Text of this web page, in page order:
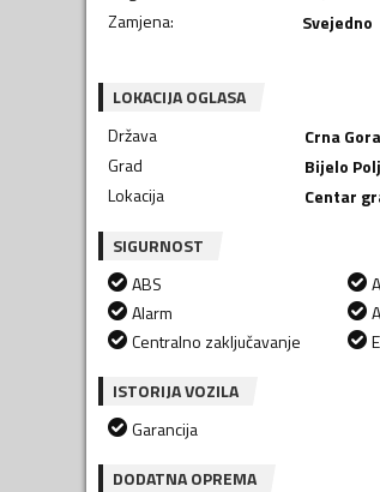
Zamjena: Svejedno
LOKACIJA OGLASA
Država
Crna Gora
Grad
Bijelo
Lokacija
Centar
SIGURNOST
ABS
Alarm
Centralno zaključavanje
ISTORIJA VOZILA
Garancija
DODATNA OPREMA